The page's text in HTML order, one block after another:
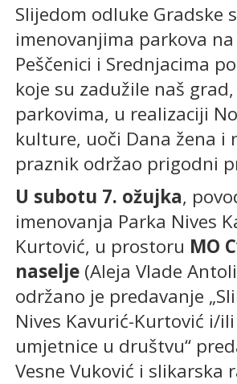
Slijedom odluke Gradske
imenovanjima parkova
Peščenici i Srednjacima
koje su zadužile naš
parkovima, u realizaciji
kulture, uoči Dana žena i
praznik održao prigodni
U subotu 7. ožujka,
imenovanja Parka Nives
Kurtović, u prostoru MO
naselje (Aleja Vlade
održano je predavanje
Nives Kavurić-Kurtović i/
umjetnice u društvu“
Vesne Vuković i slikarska